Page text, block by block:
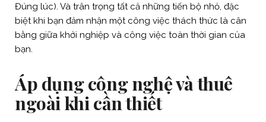
Đúng lúc). Và trân trọng tất cả những tiến bộ nhỏ, đặc
biệt khi bạn đảm nhận một công việc thách thức là cân
bằng giữa khởi nghiệp và công việc toàn thời gian của
bạn.
Áp dụng công nghệ và thuê
ngoài khi cần thiết